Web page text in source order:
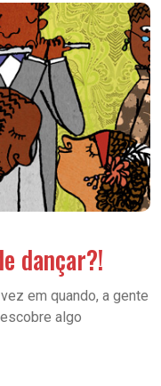
dançar?!
em quando, a gente
algo